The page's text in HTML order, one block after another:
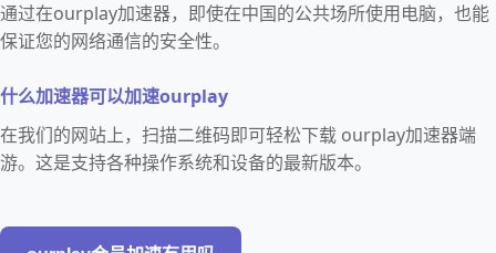
通过在ourplay加速器，即使在中国的公共场所使用电脑，也能
保证您的网络通信的安全性。
什么加速器可以加速ourplay
在我们的网站上，扫描二维码即可轻松下载 ourplay加速器端
游。这是支持各种操作系统和设备的最新版本。